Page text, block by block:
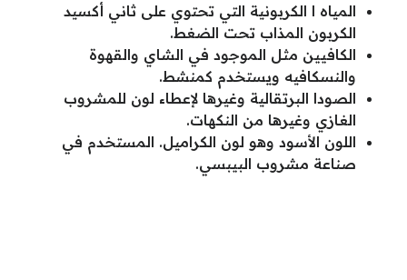
المياه ا الكربونية التي تحتوي على ثاني أكسيد
الكربون المذاب تحت الضغط.
الكافيين مثل الموجود في الشاي والقهوة
والنسكافيه ويستخدم كمنشط.
الصودا البرتقالية وغيرها لإعطاء لون للمشروب
الغازي وغيرها من النكهات.
اللون الأسود وهو لون الكراميل. المستخدم في
صناعة مشروب البيبسي.